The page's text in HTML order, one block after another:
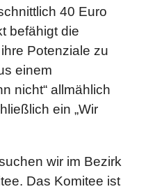
40 Euro
befähigt die
Potenziale zu
einem
nicht“ allmählich
ein „Wir
wir im Bezirk
Das Komitee ist